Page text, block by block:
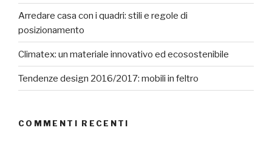
Arredare casa con i quadri: stili e regole di
posizionamento
Climatex: un materiale innovativo ed ecosostenibile
Tendenze design 2016/2017: mobili in feltro
COMMENTI RECENTI